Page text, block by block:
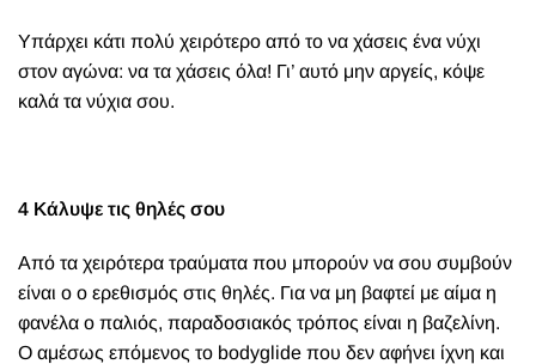
Υπάρχει κάτι πολύ χειρότερο από το να χάσεις ένα νύχι
στον αγώνα: να τα χάσεις όλα! Γι’ αυτό μην αργείς, κόψε
καλά τα νύχια σου.
4 Κάλυψε τις θηλές σου
Από τα χειρότερα τραύματα που μπορούν να σου συμβούν
είναι ο ο ερεθισμός στις θηλές. Για να μη βαφτεί με αίμα η
φανέλα ο παλιός, παραδοσιακός τρόπος είναι η βαζελίνη.
Ο αμέσως επόμενος το bodyglide που δεν αφήνει ίχνη και